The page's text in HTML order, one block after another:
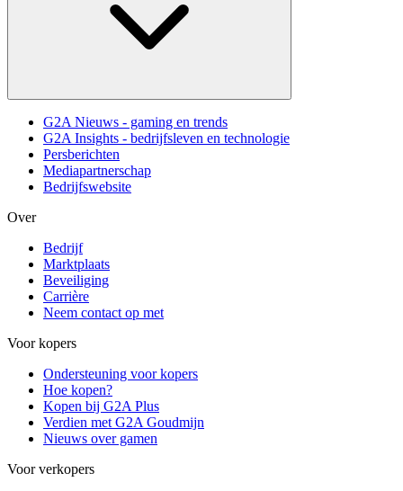
G2A Nieuws - gaming en trends
G2A Insights - bedrijfsleven en technologie
Persberichten
Mediapartnerschap
Bedrijfswebsite
Over
Bedrijf
Marktplaats
Beveiliging
Carrière
Neem contact op met
Voor kopers
Ondersteuning voor kopers
Hoe kopen?
Kopen bij G2A Plus
Verdien met G2A Goudmijn
Nieuws over gamen
Voor verkopers